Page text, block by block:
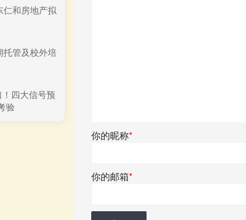
你的昵称*
你的邮箱*
仁和房地产拟
托管及校外培
四大信号预
验